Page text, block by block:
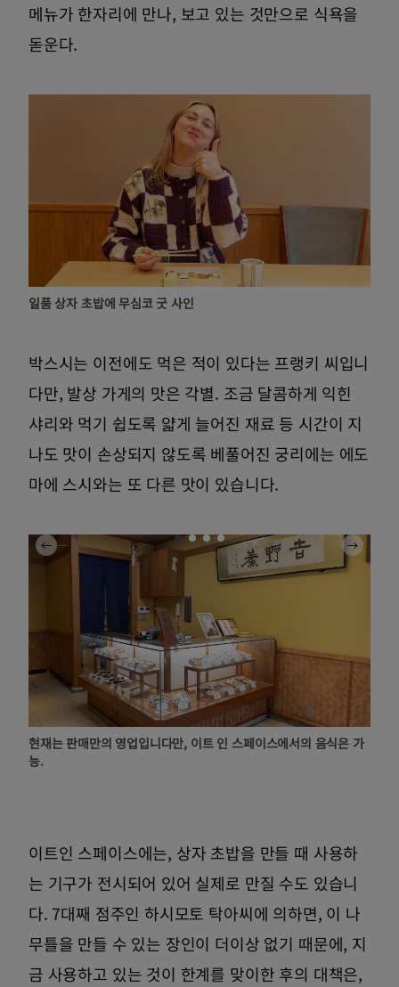
메뉴가 한자리에 만나, 보고 있는 것만으로 식욕을
돋운다.
일품 상자 초밥에 무심코 굿 사인
박스시는 이전에도 먹은 적이 있다는 프랭키 씨입니
다만, 발상 가게의 맛은 각별. 조금 달콤하게 익힌
샤리와 먹기 쉽도록 얇게 늘어진 재료 등 시간이 지
나도 맛이 손상되지 않도록 베풀어진 궁리에는 에도
마에 스시와는 또 다른 맛이 있습니다.
현재는 판매만의 영업입니다만, 이트 인 스페이스에서의 음식은 가
능.
이트인 스페이스에는, 상자 초밥을 만들 때 사용하
는 기구가 전시되어 있어 실제로 만질 수도 있습니
다. 7대째 점주인 하시모토 탁아씨에 의하면, 이 나
무틀을 만들 수 있는 장인이 더이상 없기 때문에, 지
금 사용하고 있는 것이 한계를 맞이한 후의 대책은,